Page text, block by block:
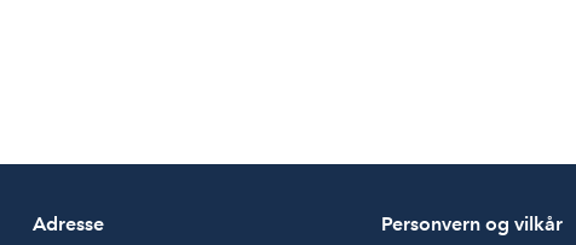
Adresse
Personvern og vilkår